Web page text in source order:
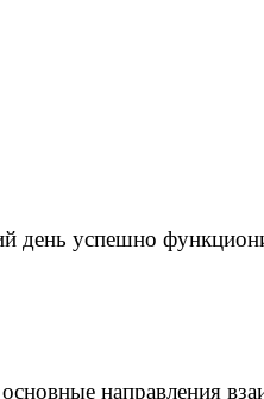
день успешно
направления